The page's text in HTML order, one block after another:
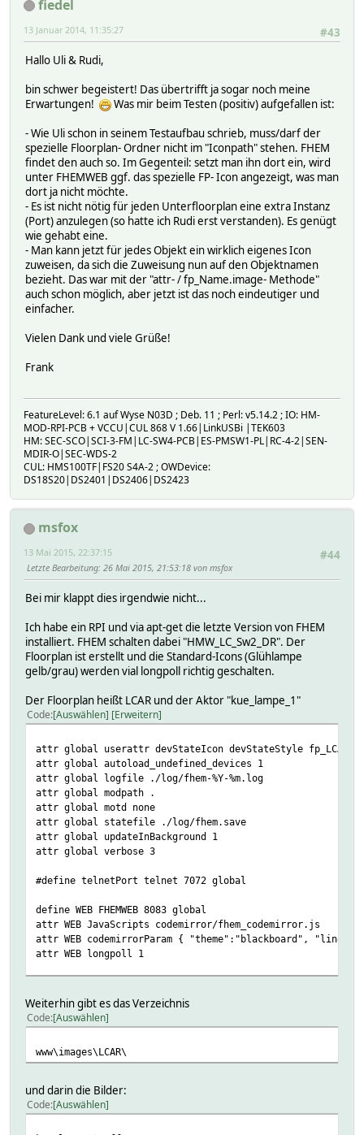
fiedel
#43
13 Januar 2014, 11:35:27
Hallo Uli & Rudi,
bin schwer begeistert! Das übertrifft ja sogar noch meine
Erwartungen!
Was mir beim Testen (positiv) aufgefallen ist:
- Wie Uli schon in seinem Testaufbau schrieb, muss/darf der
spezielle Floorplan- Ordner nicht im "Iconpath" stehen. FHEM
findet den auch so. Im Gegenteil: setzt man ihn dort ein, wird
unter FHEMWEB ggf. das spezielle FP- Icon angezeigt, was man
dort ja nicht möchte.
- Es ist nicht nötig für jeden Unterfloorplan eine extra Instanz
(Port) anzulegen (so hatte ich Rudi erst verstanden). Es genügt
wie gehabt eine.
- Man kann jetzt für jedes Objekt ein wirklich eigenes Icon
zuweisen, da sich die Zuweisung nun auf den Objektnamen
bezieht. Das war mit der "attr- / fp_Name.image- Methode"
auch schon möglich, aber jetzt ist das noch eindeutiger und
einfacher.
Vielen Dank und viele Grüße!
Frank
FeatureLevel: 6.1 auf Wyse N03D ; Deb. 11 ; Perl: v5.14.2 ; IO: HM-
MOD-RPI-PCB + VCCU|CUL 868 V 1.66|LinkUSBi |TEK603
HM: SEC-SCO|SCI-3-FM|LC-SW4-PCB|ES-PMSW1-PL|RC-4-2|SEN-
MDIR-O|SEC-WDS-2
CUL: HMS100TF|FS20 S4A-2 ; OWDevice:
DS18S20|DS2401|DS2406|DS2423
msfox
#44
13 Mai 2015, 22:37:15
Letzte Bearbeitung: 26 Mai 2015, 21:53:18 von msfox
Bei mir klappt dies irgendwie nicht...
Ich habe ein RPI und via apt-get die letzte Version von FHEM
installiert. FHEM schalten dabei "HMW_LC_Sw2_DR". Der
Floorplan ist erstellt und die Standard-Icons (Glühlampe
gelb/grau) werden vial longpoll richtig geschalten.
Der Floorplan heißt LCAR und der Aktor "kue_lampe_1"
Code Auswählen Erweitern
attr global userattr devStateIcon devStateStyle fp_LCAR
attr global autoload_undefined_devices 1
attr global logfile ./log/fhem-%Y-%m.log
attr global modpath .
attr global motd none
attr global statefile ./log/fhem.save
attr global updateInBackground 1
attr global verbose 3
#define telnetPort telnet 7072 global
define WEB FHEMWEB 8083 global
attr WEB JavaScripts codemirror/fhem_codemirror.js
attr WEB codemirrorParam { "theme":"blackboard",
attr WEB longpoll 1
attr WEBphone stylesheetPrefix smallscreen
define WEBtablet FHEMWEB 8085 global
attr WEBtablet iconPath default:openautomation
attr WEBtablet stylesheetPrefix LCAR
# Fake FileLog entry, to access the fhem log from FHEMWEB
Weiterhin gibt es das Verzeichnis
Code Auswählen
www\images\LCAR\
und darin die Bilder:
Code Auswählen